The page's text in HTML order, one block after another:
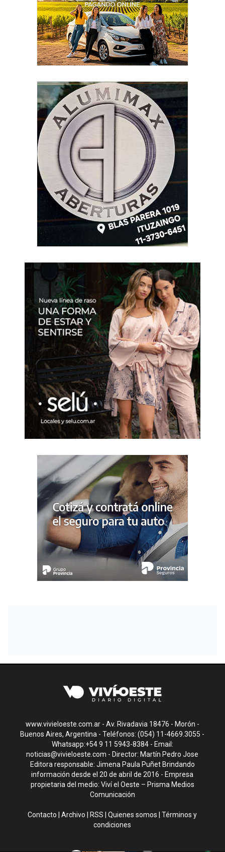
www.vivieloeste.com.ar - Av. Rivadavia 18476 - Morón -
Buenos Aires, Argentina - Teléfonos: (054) 11-4669.3055 -
Whatsapp:+54 9 11 5943-8384 - Email:
noticias@vivieloeste.com - Director: Martín Pedro Jose
Editora responsable: Jimena Paula Puñet Brindando
información desde el 20 de abril de 2016 - Empresa
propietaria del medio: Viví el Oeste – Prisma Medios
Comunicación
Contacto |Archivo RSS |Quienes somos |Términos y
condiciones